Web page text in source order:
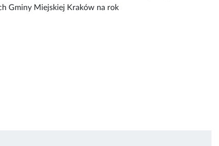
Gminy Miejskiej Kraków na rok